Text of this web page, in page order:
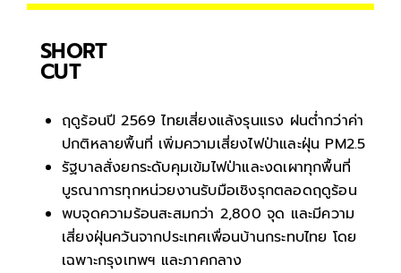
SHORT
CUT
ฤดูร้อนปี 2569 ไทยเสี่ยงแล้งรุนแรง ฝนต่ำกว่าค่า
ปกติหลายพื้นที่ เพิ่มความเสี่ยงไฟป่าและฝุ่น PM2.5
รัฐบาลสั่งยกระดับคุมเข้มไฟป่าและงดเผาทุกพื้นที่
บูรณาการทุกหน่วยงานรับมือเชิงรุกตลอดฤดูร้อน
พบจุดความร้อนสะสมกว่า 2,800 จุด และมีความ
เสี่ยงฝุ่นควันจากประเทศเพื่อนบ้านกระทบไทย โดย
เฉพาะกรุงเทพฯ และภาคกลาง